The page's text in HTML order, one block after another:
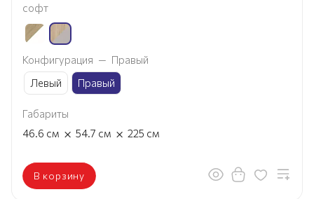
софт
Конфигурация — Правый
Левый
Правый
Габариты
46.6 см × 54.7 см × 225 см
В корзину